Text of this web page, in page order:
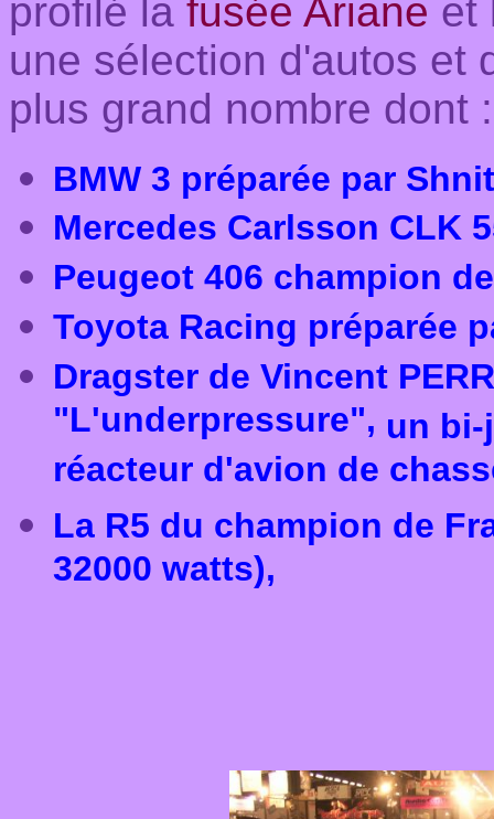
profilé la fusée Ariane et
une sélection d'autos et
plus grand nombre dont :
BMW 3 préparée par
Mercedes Carlsson CLK
Peugeot 406 champion
Toyota Racing préparée
Dragster de Vincent
"L'underpressure", un
réacteur d'avion de
La R5 du champion de
32000 watts),